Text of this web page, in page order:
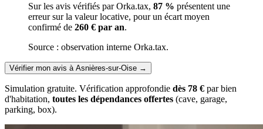
Sur les avis vérifiés par Orka.tax, 87 % présentent une
erreur sur la valeur locative, pour un écart moyen
confirmé de 260 € par an.
Source : observation interne Orka.tax.
Vérifier mon avis à Asnières-sur-Oise →
Simulation gratuite. Vérification approfondie dès 78 € par bien
d'habitation, toutes les dépendances offertes (cave, garage,
parking, box).